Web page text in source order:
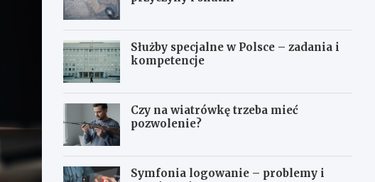
Służby specjalne w Polsce – zadania i
kompetencje
Czy na wiatrówkę trzeba mieć
pozwolenie?
Symfonia logowanie – problemy i